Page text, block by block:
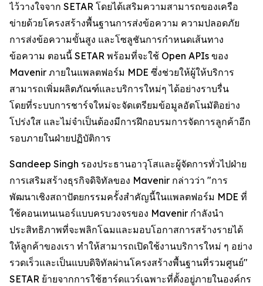
ไว้วางใจจาก SETAR โดยได้เสริมความสามารถของเครือ
ข่ายด้วยโครงสร้างพื้นฐานการส่งข้อความ ความปลอดภัย
การส่งข้อความขั้นสูง และโซลูชันการกำหนดเส้นทาง
ข้อความ ตอนนี้ SETAR พร้อมที่จะใช้ Open APIs ของ
Mavenir ภายในแพลตฟอร์ม MDE ซึ่งช่วยให้ผู้ให้บริการ
สามารถเพิ่มผลิตภัณฑ์และบริการใหม่ๆ ได้อย่างราบรื่น
โดยที่ระบบการชาร์จใหม่จะจัดเตรียมข้อมูลอัตโนมัติอย่าง
โปร่งใส และไม่จำเป็นต้องมีการฝึกอบรมการจัดการลูกค้าอีก
รอบภายในฝ่ายปฏิบัติการ
Sandeep Singh รองประธานอาวุโสและผู้จัดการทั่วไปฝ่าย
การเสริมสร้างธุรกิจดิจิทัลของ Mavenir กล่าวว่า "การ
พัฒนาเชิงสถาปัตยกรรมครั้งสำคัญนี้ในแพลตฟอร์ม MDE ที่
ใช้คอนเทนเนอร์แบบครบวงจรของ Mavenir กำลังนำ
ประสิทธิภาพที่จะพลิกโฉมและมอบโอกาสการสร้างรายได้
ให้ลูกค้าของเรา ทำให้สามารถเปิดใช้งานบริการใหม่ ๆ อย่าง
รวดเร็วและเป็นแบบดิจิทัลผ่านโครงสร้างพื้นฐานที่รวมศูนย์"
SETAR ย้ายจากการใช้ฮาร์ดแวร์เฉพาะที่ตั้งอยู่ภายในองค์กร